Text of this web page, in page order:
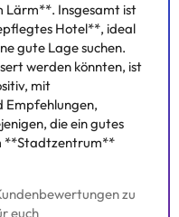
Insgesamt ist
Hotel**, ideal
gute Lage suchen.
werden könnten, ist
mit
Empfehlungen,
die ein gutes
**Stadtzentrum**
zu
euch